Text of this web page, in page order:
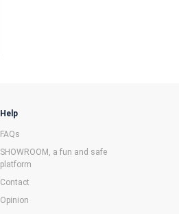
Help
FAQs
SHOWROOM, a fun and safe
platform
Contact
Opinion